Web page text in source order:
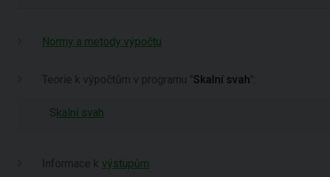
Normy a metody výpočtu
Teorie k výpočtům v programu "Skalní svah":
Skalní svah
Informace k výstupům